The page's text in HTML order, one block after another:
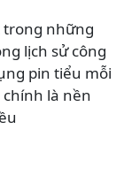
trong những
lịch sử công
pin tiểu mỗi
là nền